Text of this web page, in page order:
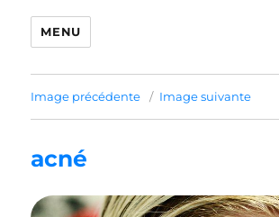
MENU
Image précédente Image suivante
acné